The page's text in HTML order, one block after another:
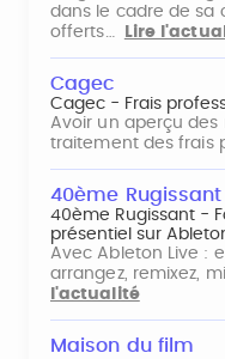
dans le cadre de sa
offerts…
Lire
Cagec
Cagec - Frais
Avoir un aperçu des
traitement des frais
40ème Rugissant
40ème Rugissant -
présentiel sur
Avec Ableton Live :
arrangez, remixez,
l'actualité
Maison du film